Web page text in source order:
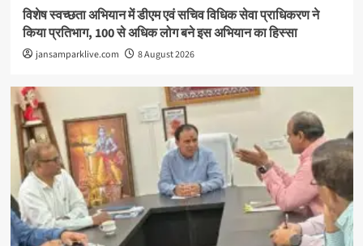
विशेष स्वच्छता अभियान में डीएम एवं सचिव विधिक सेवा प्राधिकरण ने
किया प्रतिभाग, 100 से अधिक लोग बने इस अभियान का हिस्सा
jansamparklive.com 8 August 2026